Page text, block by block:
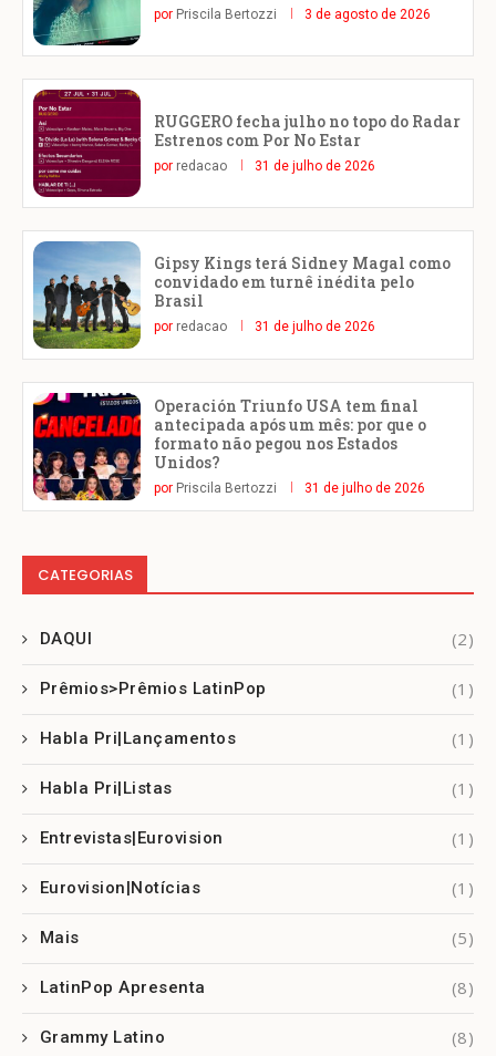
por Priscila Bertozzi 3 de agosto de 2026
RUGGERO fecha julho no topo do Radar
Estrenos com Por No Estar
por redacao 31 de julho de 2026
Gipsy Kings terá Sidney Magal como
convidado em turnê inédita pelo
Brasil
por redacao 31 de julho de 2026
Operación Triunfo USA tem final
antecipada após um mês: por que o
formato não pegou nos Estados
Unidos?
por Priscila Bertozzi 31 de julho de 2026
CATEGORIAS
DAQUI (2)
Prêmios>Prêmios LatinPop (1)
Habla Pri|Lançamentos (1)
Habla Pri|Listas (1)
Entrevistas|Eurovision (1)
Eurovision|Notícias (1)
Mais (5)
LatinPop Apresenta (8)
Grammy Latino (8)